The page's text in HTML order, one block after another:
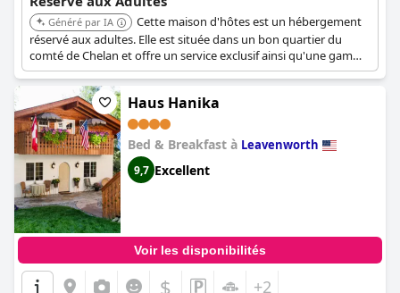
Généré par IA
Cette maison d'hôtes est un hébergement
réservé aux adultes. Elle est située dans un bon quartier du
comté de Chelan et offre un service exclusif ainsi qu'une gamme
complète d'installations.
Haus Hanika
Bed & Breakfast à Leavenworth
9,7 Excellent
Voir les disponibilités
$ +2